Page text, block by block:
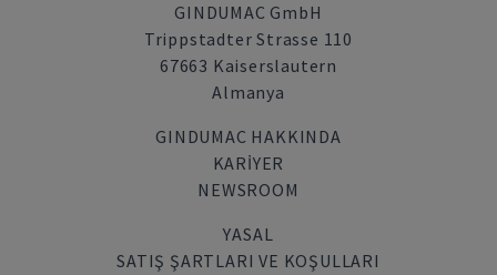
GINDUMAC GmbH
Trippstadter Strasse 110
67663 Kaiserslautern
Almanya
GINDUMAC HAKKINDA
KARIYER
NEWSROOM
YASAL
SATIŞ ŞARTLARI VE KOŞULLARI